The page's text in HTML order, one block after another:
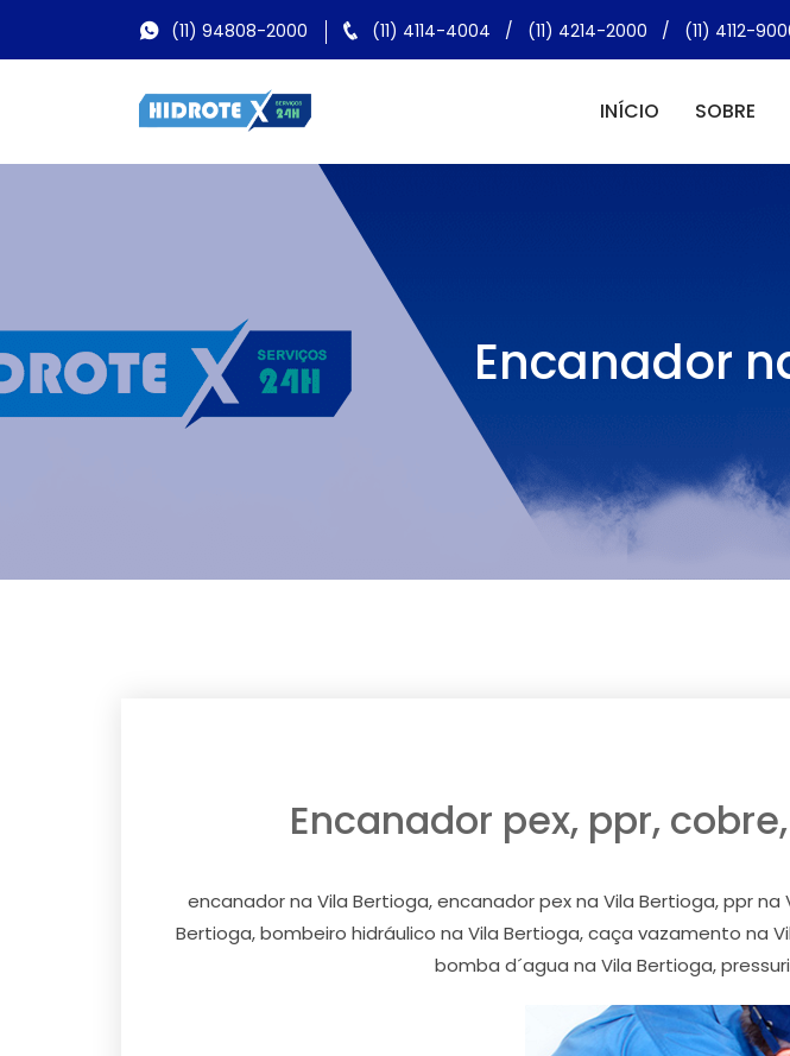
(11) 94808-2000 (11) 4114-4004 / (11) 4214-2000 / (11) 4112-
INÍCIO SOBRE
Encanador
Encanador pex, ppr,
encanador na Vila Bertioga, encanador pex na Vila Bertioga, ppr
Bertioga, bombeiro hidráulico na Vila Bertioga, caça vazamento na
bomba d´agua na Vila Bertioga,